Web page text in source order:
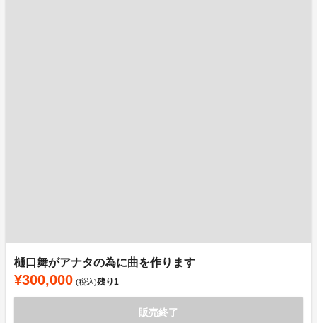
樋口舞がアナタの為に曲を作ります
¥300,000 (税込)残り1
販売終了